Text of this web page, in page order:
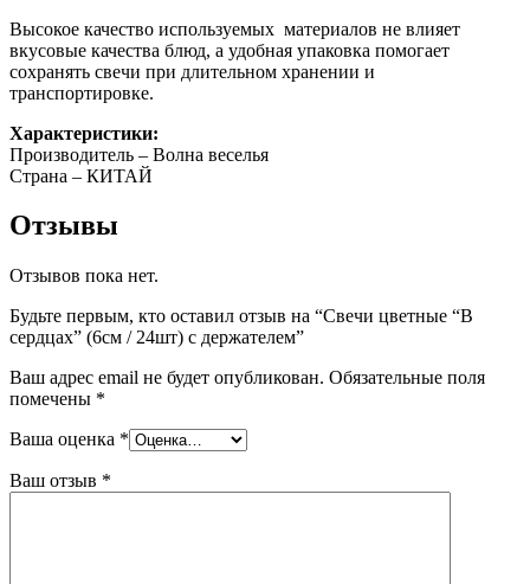
Высокое качество используемых материалов не влияет
вкусовые качества блюд, а удобная упаковка помогает
сохранять свечи при длительном хранении и
транспортировке.
Характеристики:
Производитель – Волна веселья
Страна – КИТАЙ
Отзывы
Отзывов пока нет.
Будьте первым, кто оставил отзыв на “Свечи цветные “В
сердцах” (6см / 24шт) с держателем”
Ваш адрес email не будет опубликован. Обязательные поля
помечены *
Ваша оценка *
Ваш отзыв *